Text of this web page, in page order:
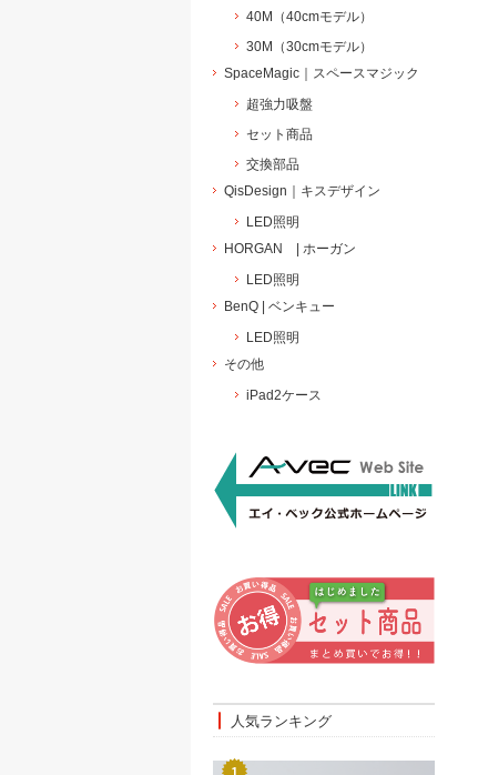
40M（40cmモデル）
30M（30cmモデル）
SpaceMagic｜スペースマジック
超強力吸盤
セット商品
交換部品
QisDesign｜キスデザイン
LED照明
HORGAN | ホーガン
LED照明
BenQ | ベンキュー
LED照明
その他
iPad2ケース
人気ランキング